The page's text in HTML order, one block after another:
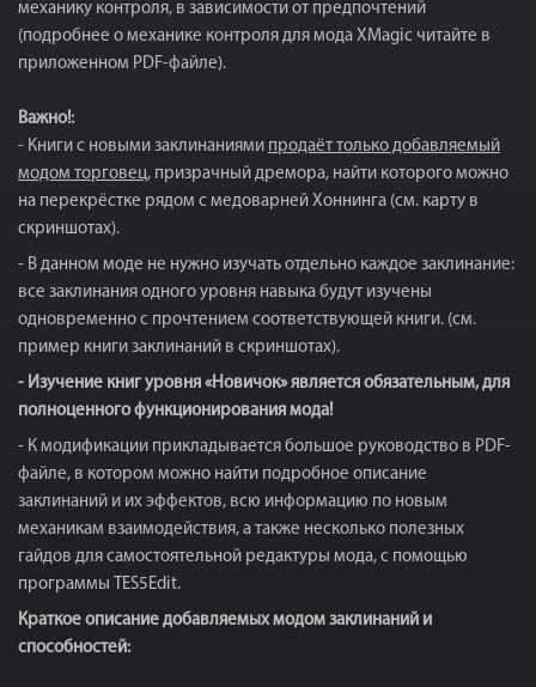
механику контроля, в зависимости от предпочтений
(подробнее о механике контроля для мода XMagic читайте в
приложенном PDF-файле).
Важно!:
- Книги с новыми заклинаниями продаёт только добавляемый
модом торговец, призрачный дремора, найти которого можно
на перекрёстке рядом с медоварней Хоннинга (см. карту в
скриншотах).
- В данном моде не нужно изучать отдельно каждое заклинание:
все заклинания одного уровня навыка будут изучены
одновременно с прочтением соответствующей книги. (см.
пример книги заклинаний в скриншотах).
- Изучение книг уровня «Новичок» является обязательным, для
полноценного функционирования мода!
- К модификации прикладывается большое руководство в PDF-
файле, в котором можно найти подробное описание
заклинаний и их эффектов, всю информацию по новым
механикам взаимодействия, а также несколько полезных
гайдов для самостоятельной редактуры мода, с помощью
программы TES5Edit.
Краткое описание добавляемых модом заклинаний и
способностей: